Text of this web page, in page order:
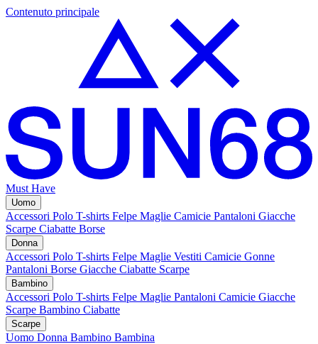
Contenuto principale
Must Have
Uomo
Accessori Polo T-shirts Felpe Maglie Camicie Pantaloni Giacche
Scarpe Ciabatte Borse
Donna
Accessori Polo T-shirts Felpe Maglie Vestiti Camicie Gonne
Pantaloni Borse Giacche Ciabatte Scarpe
Bambino
Accessori Polo T-shirts Felpe Maglie Pantaloni Camicie Giacche
Scarpe Bambino Ciabatte
Scarpe
Uomo Donna Bambino Bambina